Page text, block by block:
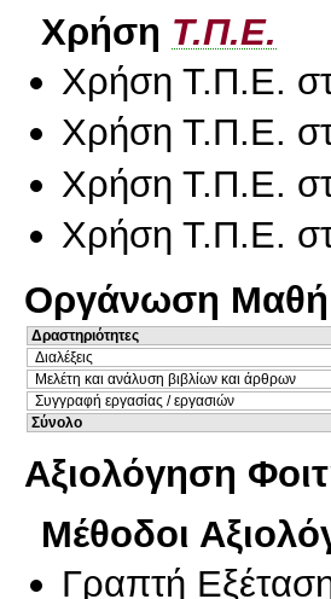
Χρήση Τ.Π.Ε.
Χρήση Τ.Π.Ε.
Χρήση Τ.Π.Ε.
Χρήση Τ.Π.Ε.
Χρήση Τ.Π.Ε.
Οργάνωση
Δραστηριότητες
Διαλέξεις
Μελέτη και ανάλυση βιβλίων και άρθρων
Συγγραφή εργασίας / εργασιών
Σύνολο
Αξιολόγηση
Μέθοδοι
Γραπτή